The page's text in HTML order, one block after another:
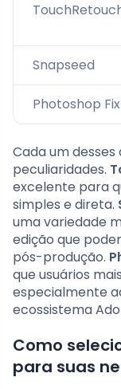
Snapseed
Photoshop Fix
Cada um
peculiaridades.
excelente para
simples e direta.
uma variedade
edição que
pós-produção.
que usuários
especialmente
ecossistema
Como
para suas